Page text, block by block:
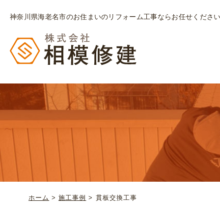
神奈川県海老名市のお住まいのリフォーム工事ならお任せくださ
ホーム >施工事例 > 貫板交換工事